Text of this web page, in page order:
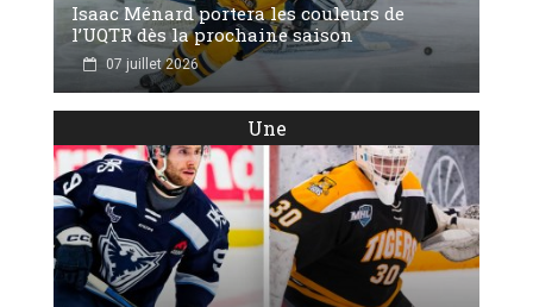
Isaac Ménard portera les couleurs de
l’UQTR dès la prochaine saison
07 juillet 2026
Une